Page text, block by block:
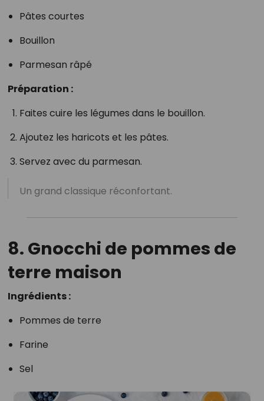
Pâtes courtes
Bouillon
Parmesan râpé
Préparation :
Faites cuire les légumes dans le bouillon.
Ajoutez les haricots et les pâtes.
Servez avec du parmesan.
Un grand classique réconfortant.
8. Gnocchi de pommes de
terre maison
Ingrédients :
Pommes de terre
Farine
Sel